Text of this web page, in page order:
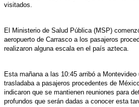
visitados.
El Ministerio de Salud Pública (MSP)
aeropuerto de Carrasco a los pasajeros
realizaron alguna escala en el país azteca.
Esta mañana a las 10:45 arribó a
trasladaba a pasajeros procedentes de
indicaron que se mantienen reuniones para
profundos que serán dadas a conocer esta